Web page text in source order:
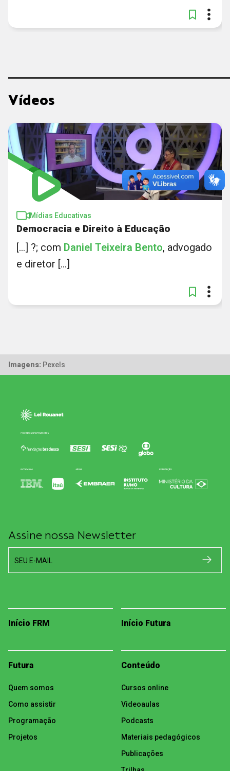
Vídeos
Mídias Educativas
Democracia e Direito à Educação
[...] ?; com Daniel Teixeira Bento, advogado
e diretor [...]
Imagens: Pexels
Assine nossa Newsletter
SEU E-MAIL
Início FRM Início Futura
Futura
Quem somos
Como assistir
Programação
Projetos
Conteúdo
Cursos online
Videoaulas
Podcasts
Materiais pedagógicos
Publicações